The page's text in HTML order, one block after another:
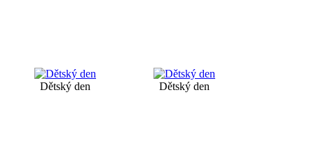
Dětský den Dětský den